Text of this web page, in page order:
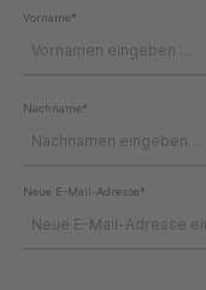
Vorname*
Nachname*
Neue E-Mail-Adresse*